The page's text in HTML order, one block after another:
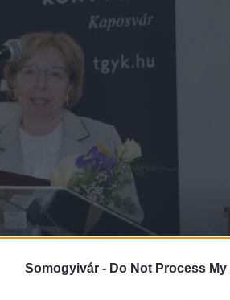
Somogyivár - Do Not Process
könyvtárosa emlékdíjat